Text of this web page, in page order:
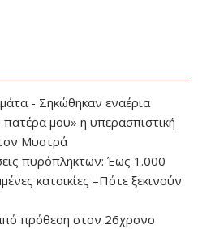
- Σηκώθηκαν εναέρια
μου» η υπερασπιστική
Μυστρά
πυρόπληκτων: Έως 1.000
κατοικίες –Πότε ξεκινούν
πρόθεση στον 26χρονο